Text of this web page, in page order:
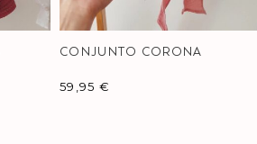
CONJUNTO CORONA
ASAGAO
59,95 €